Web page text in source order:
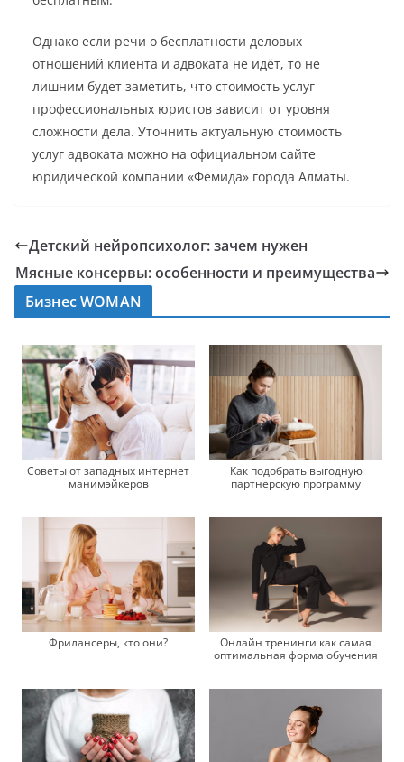
Однако если речи о бесплатности деловых
отношений клиента и адвоката не идёт, то не
лишним будет заметить, что стоимость услуг
профессиональных юристов зависит от уровня
сложности дела. Уточнить актуальную стоимость
услуг адвоката можно на официальном сайте
юридической компании «Фемида» города Алматы.
Детский нейропсихолог: зачем нужен
Мясные консервы: особенности и преимущества
Бизнес WOMAN
Советы от западных интернет
манимэйкеров
Как подобрать выгодную
партнерскую программу
Фрилансеры, кто они?
Онлайн тренинги как самая
оптимальная форма обучения